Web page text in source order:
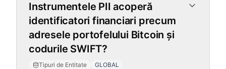
Instrumentele PII acoperă
identificatori financiari precum
adresele portofelului Bitcoin și
codurile SWIFT?
Tipuri de Entitate GLOBAL